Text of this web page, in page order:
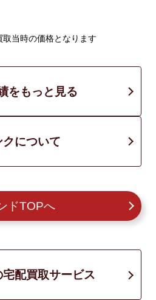
当時の価格となります
をもっと見る
クについて
ドTOPへ
宅配買取サービス